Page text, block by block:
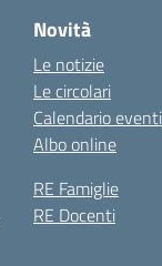
Novità
Le notizie
Le circolari
Calendario eventi
Albo online
RE Famiglie
RE Docenti